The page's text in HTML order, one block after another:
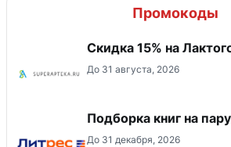
Промокоды
Скидка 15% на
До 31 августа, 2026
Подборка книг на
До 31 декабря, 2026